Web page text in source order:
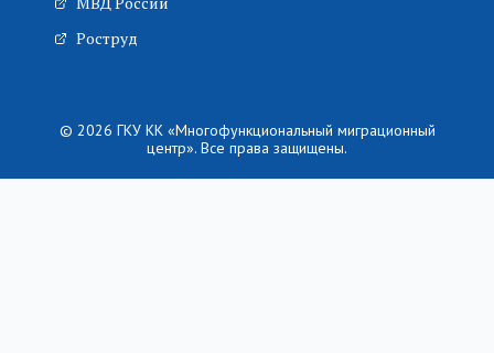
Роструд
© 2026 ГКУ КК «Многофункциональный миграционный
центр». Все права защищены.